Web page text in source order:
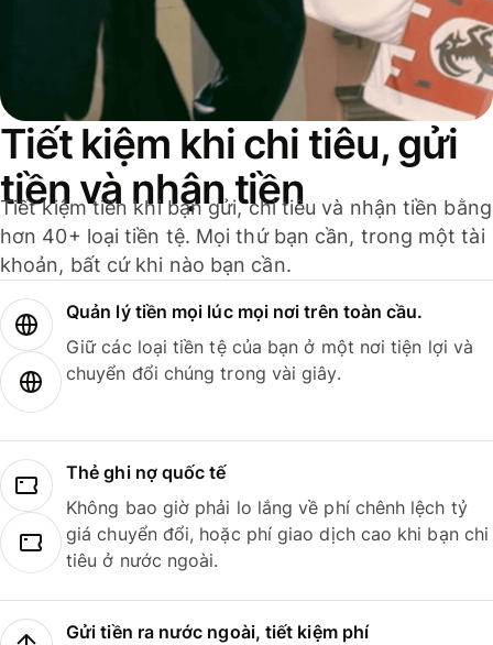
Tiết kiệm khi chi tiêu, gửi
tiền và nhận tiền
Tiết kiệm tiền khi bạn gửi, chi tiêu và nhận tiền bằng
hơn 40+ loại tiền tệ. Mọi thứ bạn cần, trong một tài
khoản, bất cứ khi nào bạn cần.
Quản lý tiền mọi lúc mọi nơi trên toàn cầu.
Giữ các loại tiền tệ của bạn ở một nơi tiện lợi và
chuyển đổi chúng trong vài giây.
Thẻ ghi nợ quốc tế
Không bao giờ phải lo lắng về phí chênh lệch tỷ
giá chuyển đổi, hoặc phí giao dịch cao khi bạn chi
tiêu ở nước ngoài.
Gửi tiền ra nước ngoài, tiết kiệm phí